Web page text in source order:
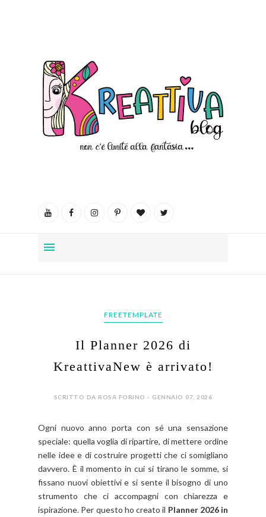
FREETEMPLATE
Il Planner 2026 di
KreattivaNew è arrivato!
SCRITTO DA ROSA FORINO - GENNAIO 07, 2026
Ogni nuovo anno porta con sé una sensazione
speciale: quella voglia di ripartire, di mettere ordine
nelle idee e di costruire progetti che ci somigliano
davvero. È il momento in cui si tirano le somme, si
fissano nuovi obiettivi e si sente il bisogno di uno
strumento che ci accompagni con chiarezza e
ispirazione. Per questo ho creato il Planner 2026 in